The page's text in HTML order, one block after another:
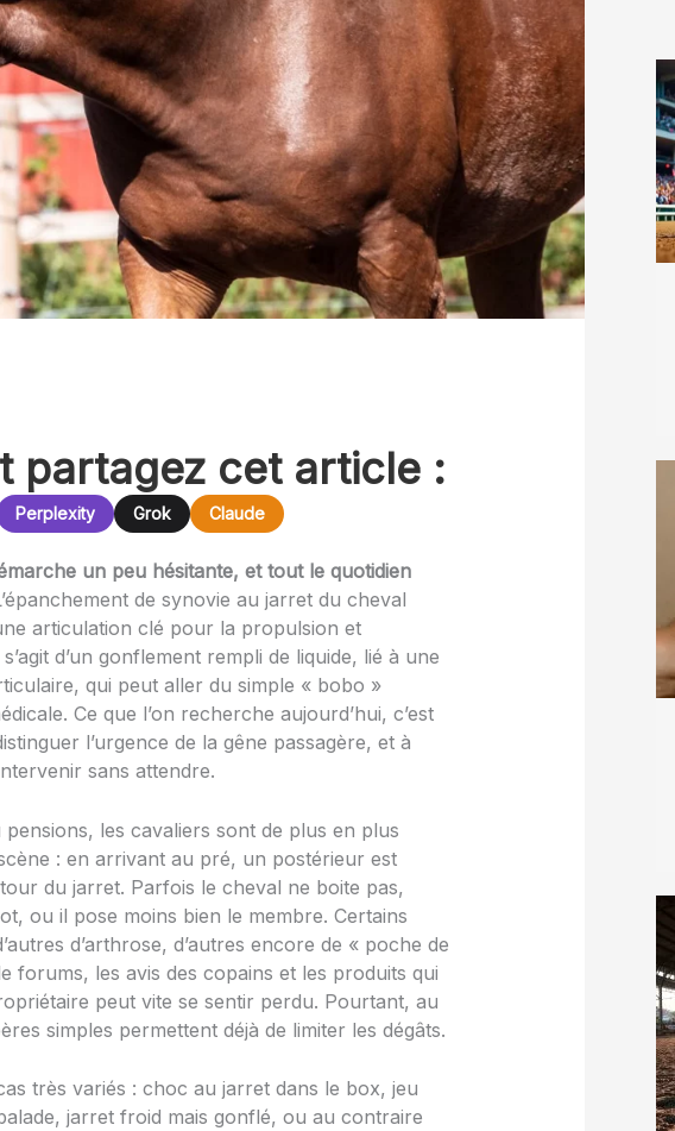
partagez cet article :
Perplexity Grok Claude
un peu hésitante, et tout le quotidien
de synovie au jarret du cheval
articulation clé pour la propulsion et
d’un gonflement rempli de liquide, lié à une
qui peut aller du simple « bobo »
Ce que l’on recherche aujourd’hui, c’est
l’urgence de la gêne passagère, et à
sans attendre.
les cavaliers sont de plus en plus
: en arrivant au pré, un postérieur est
du jarret. Parfois le cheval ne boite pas,
ou il pose moins bien le membre. Certains
d’arthrose, d’autres encore de « poche de
forums, les avis des copains et les produits qui
peut vite se sentir perdu. Pourtant, au
simples permettent déjà de limiter les dégâts.
très variés : choc au jarret dans le box, jeu
jarret froid mais gonflé, ou au contraire